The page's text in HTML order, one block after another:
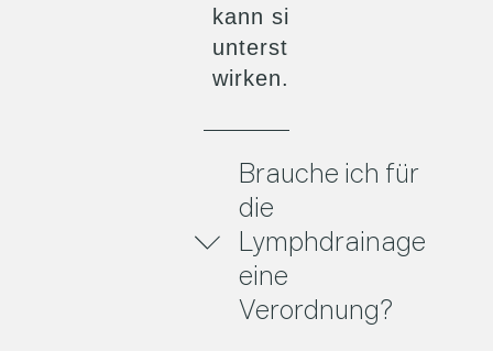
kann sie
unterstützend
wirken.
Brauche ich für
die
Lymphdrainage
eine
Verordnung?